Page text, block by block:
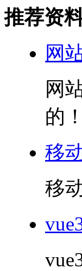
推荐资
网
网
的
移
移